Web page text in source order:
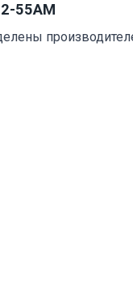
55АМ